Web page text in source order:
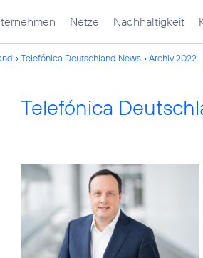
Netze Nachhaltigkeit
Telefónica Deutschland News Archiv 2022
Telefónica